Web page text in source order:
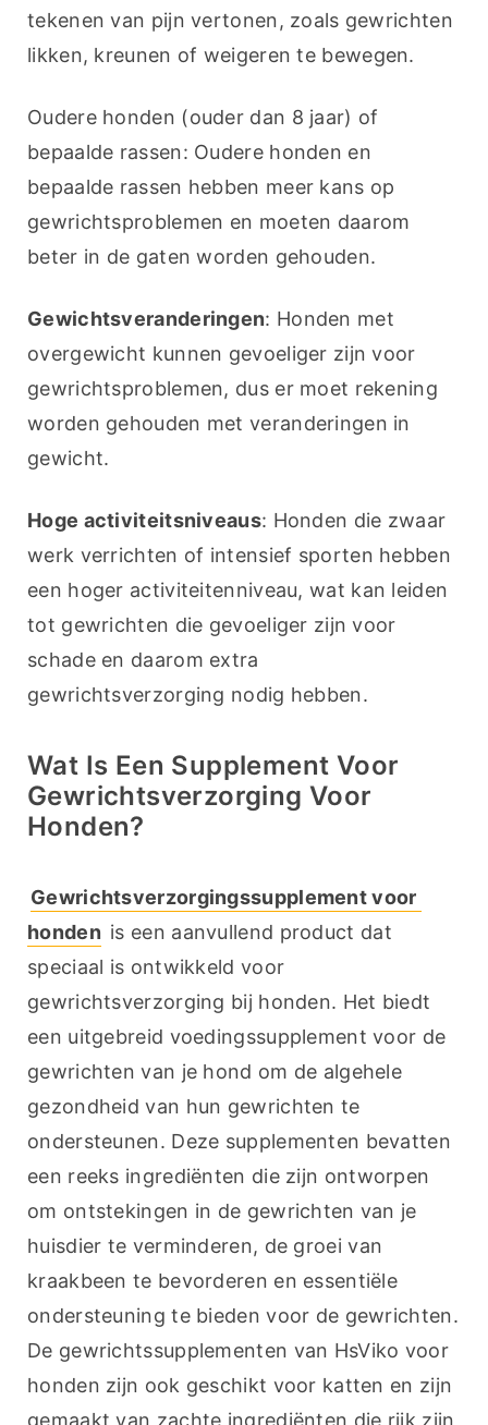
tekenen van pijn vertonen, zoals gewrichten
likken, kreunen of weigeren te bewegen.
Oudere honden (ouder dan 8 jaar) of
bepaalde rassen: Oudere honden en
bepaalde rassen hebben meer kans op
gewrichtsproblemen en moeten daarom
beter in de gaten worden gehouden.
Gewichtsveranderingen: Honden met
overgewicht kunnen gevoeliger zijn voor
gewrichtsproblemen, dus er moet rekening
worden gehouden met veranderingen in
gewicht.
Hoge activiteitsniveaus: Honden die zwaar
werk verrichten of intensief sporten hebben
een hoger activiteitenniveau, wat kan leiden
tot gewrichten die gevoeliger zijn voor
schade en daarom extra
gewrichtsverzorging nodig hebben.
Wat Is Een Supplement Voor
Gewrichtsverzorging Voor
Honden?
Gewrichtsverzorgingssupplement voor
honden is een aanvullend product dat
speciaal is ontwikkeld voor
gewrichtsverzorging bij honden. Het biedt
een uitgebreid voedingssupplement voor de
gewrichten van je hond om de algehele
gezondheid van hun gewrichten te
ondersteunen. Deze supplementen bevatten
een reeks ingrediënten die zijn ontworpen
om ontstekingen in de gewrichten van je
huisdier te verminderen, de groei van
kraakbeen te bevorderen en essentiële
ondersteuning te bieden voor de gewrichten.
De gewrichtssupplementen van HsViko voor
honden zijn ook geschikt voor katten en zijn
gemaakt van zachte ingrediënten die rijk zijn